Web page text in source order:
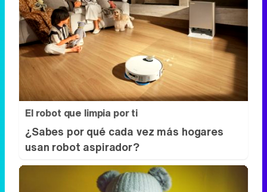
El robot que limpia por ti
¿Sabes por qué cada vez más hogares
usan robot aspirador?